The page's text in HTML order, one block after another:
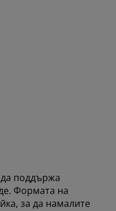
поддържа
Формата на
за да намалите